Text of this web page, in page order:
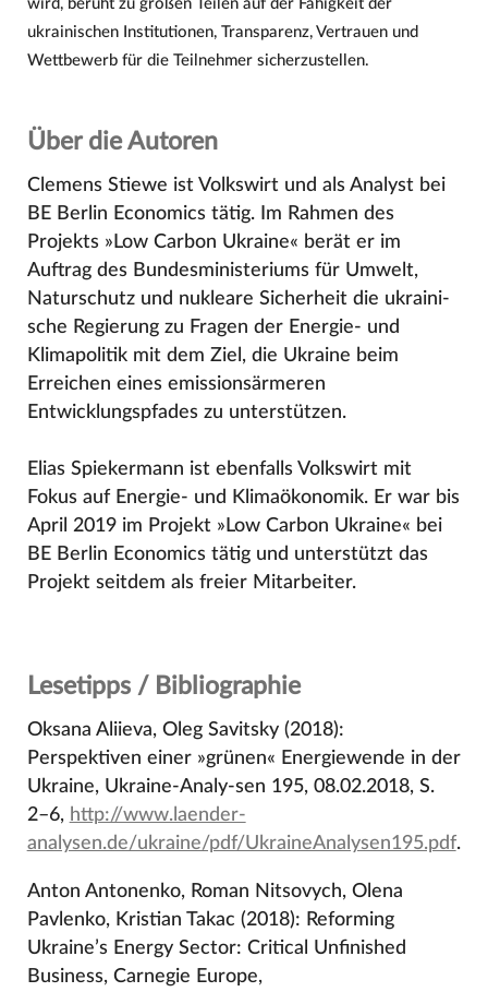
wird, beruht zu großen Teilen auf der Fähigkeit der
ukrainischen Institutionen, Transparenz, Vertrauen und
Wettbewerb für die Teilnehmer sicherzustellen.
Über die Autoren
Clemens Stiewe ist Volkswirt und als Analyst bei
BE Berlin Economics tätig. Im Rahmen des
Projekts »Low Carbon Ukraine« berät er im
Auftrag des Bundesministeriums für Umwelt,
Naturschutz und nukleare Sicherheit die ukraini-
sche Regierung zu Fragen der Energie- und
Klimapolitik mit dem Ziel, die Ukraine beim
Erreichen eines emissionsärmeren
Entwicklungspfades zu unterstützen.
Elias Spiekermann ist ebenfalls Volkswirt mit
Fokus auf Energie- und Klimaökonomik. Er war bis
April 2019 im Projekt »Low Carbon Ukraine« bei
BE Berlin Economics tätig und unterstützt das
Projekt seitdem als freier Mitarbeiter.
Lesetipps / Bibliographie
Oksana Aliieva, Oleg Savitsky (2018):
Perspektiven einer »grünen« Energiewende in der
Ukraine, Ukraine-Analy-sen 195, 08.02.2018, S.
2–6, http://www.laender-
analysen.de/ukraine/pdf/UkraineAnalysen195.pdf.
Anton Antonenko, Roman Nitsovych, Olena
Pavlenko, Kristian Takac (2018): Reforming
Ukraine’s Energy Sector: Critical Unfinished
Business, Carnegie Europe,